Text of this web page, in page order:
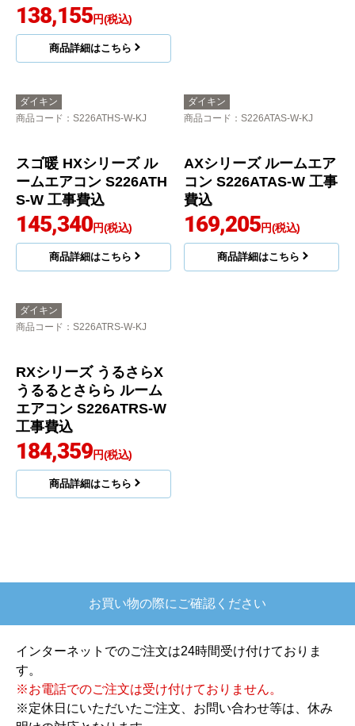
138,155円(税込)
商品詳細はこちら
ダイキン
商品コード ：S226ATHS-W-KJ
スゴ暖 HXシリーズ ル
ームエアコン S226ATH
S-W 工事費込
145,340円(税込)
商品詳細はこちら
ダイキン
商品コード ：S226ATAS-W-KJ
ダイキン
商品コード
：S226ATRS-W-KJ
RXシリーズ うるさらX
うるるとさらら ルーム
エアコン S226ATRS-W
工事費込